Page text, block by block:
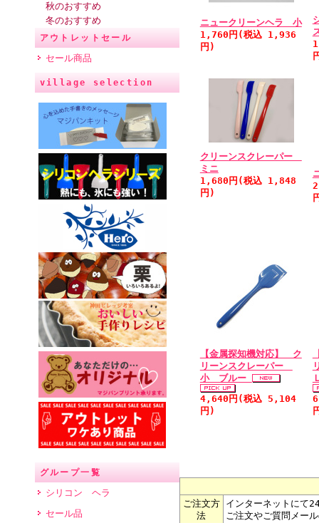
秋のおすすめ
冬のおすすめ
アウトレットセール
セール商品
village selection
グループ一覧
シリコン ヘラ
セール品
ニュークリーンヘラ 小
1,760円(税込 1,936
円)
クリーンスクレーパー
ミニ
1,680円(税込 1,848
円)
【金属探知機対応】 ク
リーンスクレーパー
小 ブルー
4,640円(税込 5,104
円)
ご注文方
法
インターネットにて
ご注文やご質問メー